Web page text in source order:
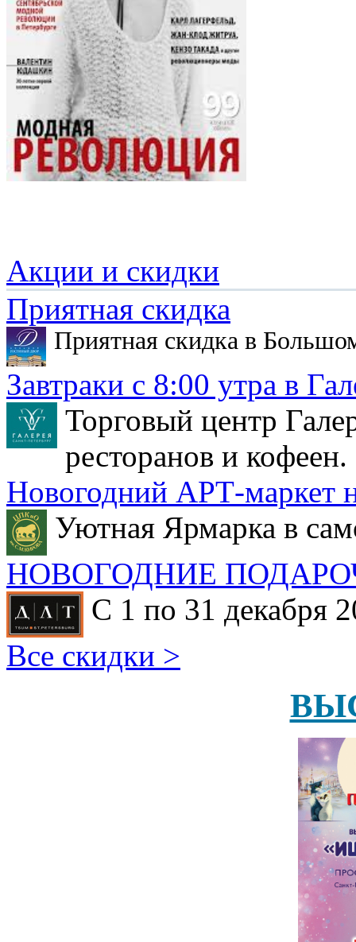
Акции и скидки
Приятная скидка
Приятная скидка в
Завтраки с 8:00 утра в
Торговый центр
ресторанов и кофеен.
Новогодний АРТ-маркет
Уютная Ярмарка в
НОВОГОДНИЕ
С 1 по 31 декабря
Все скидки >